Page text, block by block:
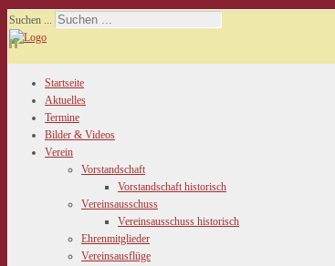
Suchen ...
Startseite
Aktuelles
Termine
Bilder & Videos
Verein
Vorstandschaft
Vorstandschaft historisch
Vereinsausschuss
Vereinsausschuss historisch
Ehrenmitglieder
Vereinsausflüge